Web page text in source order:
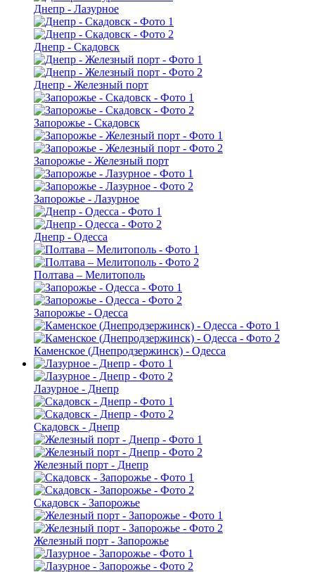
Днепр - Лазурное
Днепр - Скадовск
Днепр - Железный порт
Запорожье - Скадовск
Запорожье - Железный порт
Запорожье - Лазурное
Днепр - Одесса
Полтава – Мелитополь
Запорожье - Одесса
Каменское (Днепродзержинск) - Одесса
Лазурное - Днепр
Скадовск - Днепр
Железный порт - Днепр
Скадовск - Запорожье
Железный порт - Запорожье